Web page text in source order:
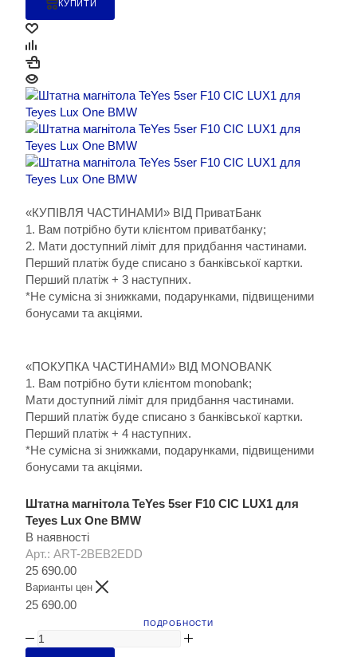
КУПИТИ
«КУПІВЛЯ ЧАСТИНАМИ» ВІД ПриватБанк
1. Вам потрібно бути клієнтом приватбанку;
2. Мати доступний ліміт для придбання частинами.
Перший платіж буде списано з банківської картки.
Перший платіж + 3 наступних.
*Не сумісна зі знижками, подарунками, підвищеними
бонусами та акціями.
«ПОКУПКА ЧАСТИНАМИ» ВІД MONOBANK
1. Вам потрібно бути клієнтом monobank;
Мати доступний ліміт для придбання частинами.
Перший платіж буде списано з банківської картки.
Перший платіж + 4 наступних.
*Не сумісна зі знижками, подарунками, підвищеними
бонусами та акціями.
Штатна магнітола TeYes 5ser F10 CIC LUX1 для
Teyes Lux One BMW
В наявності
Арт.: ART-2BEB2EDD
25 690.00
Варианты цен
25 690.00
ПОДРОБНОСТИ